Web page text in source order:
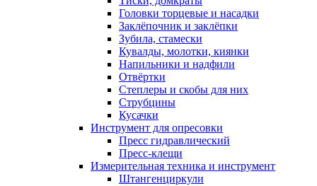
Головки торцевые и насадки
Заклёпочник и заклёпки
Зубила, стамески
Кувалды, молотки, киянки
Напильники и надфили
Отвёртки
Степлеры и скобы для них
Струбцины
Кусачки
Инструмент для опресовки
Пресс гидравлический
Пресс-клещи
Измерительная техника и инструмент
Штангенциркули